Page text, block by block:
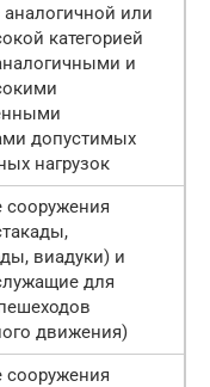
или
категорией
и
допустимых
нагрузок
виадуки) и
для
движения)